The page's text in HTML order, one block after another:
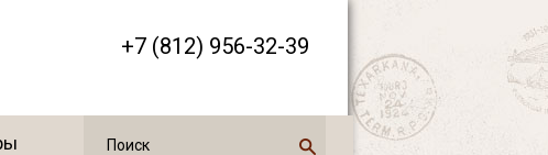
+7 (812) 956-32-39